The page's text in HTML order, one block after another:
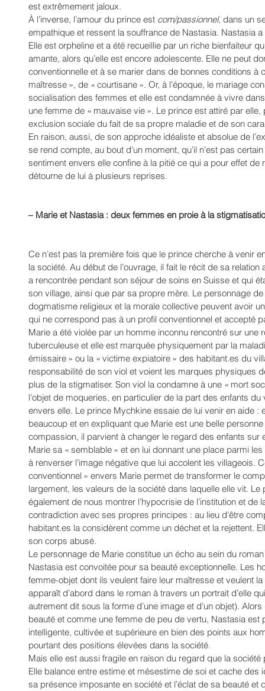
est extrêmement jaloux.
À l’inverse, l’amour du prince est com/passionnel, dans un
empathique et ressent la souffrance de Nastasia. Nastasia
Elle est orpheline et a été recueillie par un riche bienfaiteur
amante, alors qu’elle est encore adolescente. Elle ne peut
conventionnelle et à se marier dans de bonnes conditions à
maîtresse », de « courtisane ». Or, à l’époque, le mariage
socialisation des femmes et elle est condamnée à vivre
une femme de « mauvaise vie ». Le prince est attiré par
exclusion sociale du fait de sa propre maladie et de son
En raison, aussi, de son approche idéaliste et absolue de
se rend compte, au bout d’un moment, qu’il n’est pas
sentiment envers elle confine à la pitié ce qui a pour effet
détourne de lui à plusieurs reprises.
– Marie et Nastasia : deux femmes en proie à la
Ce n’est pas la première fois que le prince cherche à venir
la société. Au début de l’ouvrage, il fait le récit de sa
a rencontrée pendant son séjour de soins en Suisse et qui
son village, ainsi que par sa propre mère. Le personnage
dogmatisme religieux et la morale collective peuvent avoir
qui ne correspond pas à un profil conventionnel et accepté
Marie a été violée par un homme inconnu rencontré sur une
tuberculeuse et elle est marquée physiquement par la
émissaire » ou la « victime expiatoire » des habitant.es du
responsabilité de son viol et voient les marques physiques
plus de la stigmatiser. Son viol la condamne à une « mort
l’objet de moqueries, en particulier de la part des enfants
envers elle. Le prince Mychkine essaie de lui venir en aide :
beaucoup et en expliquant que Marie est une belle
compassion, il parvient à changer le regard des enfants sur
Marie sa « semblable » et en lui donnant une place parmi
à renverser l’image négative que lui accolent les villageois.
conventionnel » envers Marie permet de transformer le
largement, les valeurs de la société dans laquelle elle vit.
également de nous montrer l’hypocrisie de l’institution et de
contradiction avec ses propres principes : au lieu d’être
habitant.es la considèrent comme un déchet et la rejettent.
son corps abusé.
Le personnage de Marie constitue un écho au sein du
Nastasia est convoitée pour sa beauté exceptionnelle. Les
femme-objet dont ils veulent faire leur maîtresse et veulent
apparaît d’abord dans le roman à travers un portrait d’elle
autrement dit sous la forme d’une image et d’un objet).
beauté et comme une femme de peu de vertu, Nastasia
intelligente, cultivée et supérieure en bien des points aux
pourtant des positions élevées dans la société.
Mais elle est aussi fragile en raison du regard que la société
Elle balance entre estime et mésestime de soi et cache
sa présence imposante en société et l’éclat de sa beauté